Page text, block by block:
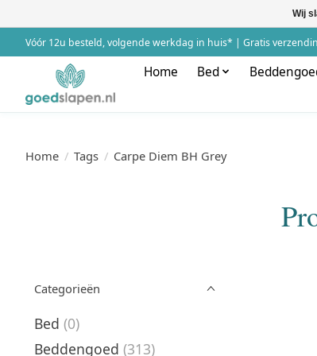
Vóór 12u besteld, volgende werkdag in huis* | Gratis
Home Bed
Home / Tags / Carpe Diem BH Grey
Categorieën
Bed (0)
Beddengoed (313)
Wij